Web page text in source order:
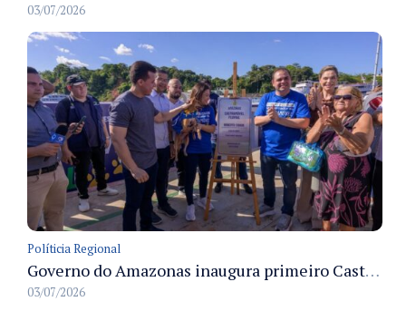
03/07/2026
Políticia Regional
Governo do Amazonas inaugura primeiro Castramóvel Fluvial para atendimento veterinário às comunidades ribeirinhas e castração gratuita
03/07/2026